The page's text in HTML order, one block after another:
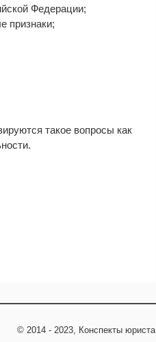
Федерации;
признаки;
такое вопросы как
© 2014 - 2023, Конспекты юриста